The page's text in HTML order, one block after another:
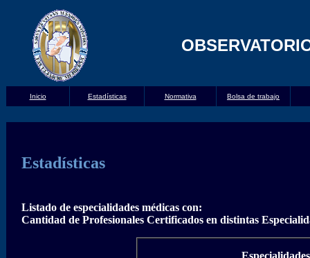
Inicio Estadísticas Normativa Bolsa de trabajo
Estadísticas
Listado de especialidades médicas con:
Cantidad de Profesionales Certificados en distintas